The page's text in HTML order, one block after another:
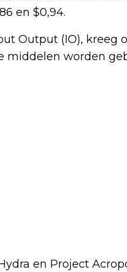
en $0,94.
Output (IO), kreeg
middelen worden
en Project